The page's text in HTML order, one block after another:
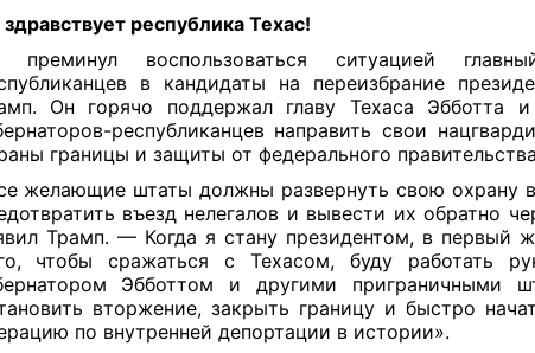
республикаТехас!
преминул воспользоваться ситуацией
в кандидаты на переизбрание
Он горячо поддержал главу Техаса Эбботта и
республиканцев направить свои
границы и защиты от федерального
желающие штаты должны развернуть свою охрану
въезд нелегалов и вывести их обратно
Трамп. — Когда я стану президентом, в первый
чтобы сражаться с Техасом, буду работать
Эбботтом и другими приграничными
вторжение, закрыть границу и быстро
по внутренней депортации в истории».